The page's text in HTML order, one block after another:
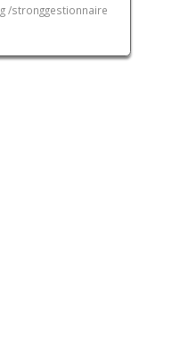
/stronggestionnaire